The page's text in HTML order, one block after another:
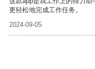
更轻松地完成工作任务。
2024-09-05